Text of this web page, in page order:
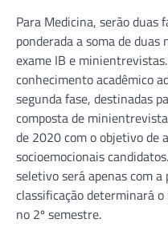
Para Medicina, serão duas
ponderada a soma de
exame IB e
conhecimento acadêmico
segunda fase, destinadas
composta de
de 2020 com o objetivo de
socioemocionais
seletivo será apenas com
classificação determinará
no 2º semestre.